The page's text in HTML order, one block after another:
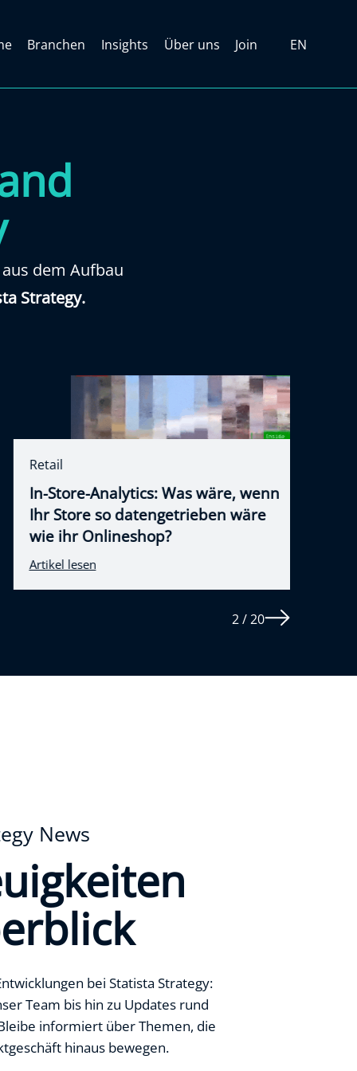
Branchen Insights Über uns Join EN
dem Aufbau
Strategy.
Retail
In-Store-Analytics: Was wäre, wenn
Ihr Store so datengetrieben wäre
wie ihr Onlineshop?
Artikel lesen
2 / 20
News
bei Statista Strategy:
Team bis hin zu Updates rund
informiert über Themen, die
hinaus bewegen.